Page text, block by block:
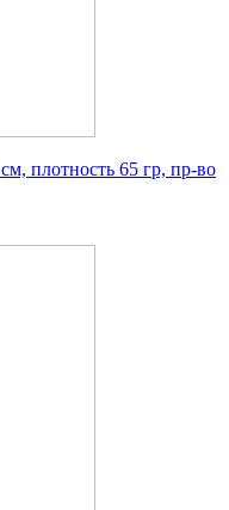
плотность 65 гр, пр-во